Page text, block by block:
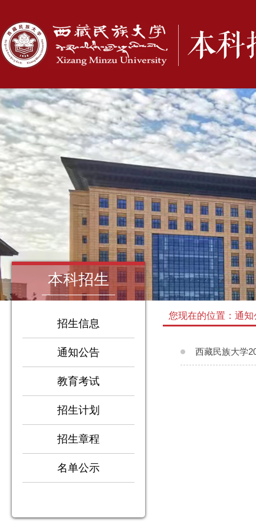
本科招生
招生信息
通知公告
教育考试
招生计划
招生章程
名单公示
您现在的位置：通知
西藏民族大学